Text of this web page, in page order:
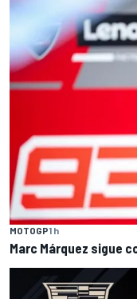
MOTOGP1 h
Marc Márquez sigue